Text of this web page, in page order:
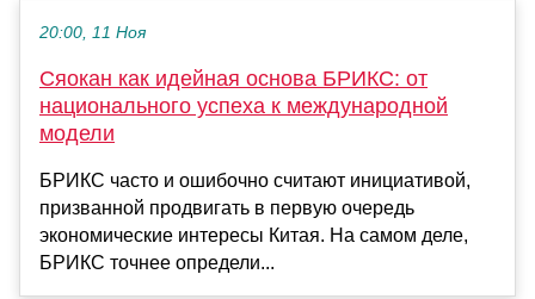
20:00, 11 Ноя
Сяокан как идейная основа БРИКС: от
национального успеха к международной
модели
БРИКС часто и ошибочно считают инициативой,
призванной продвигать в первую очередь
экономические интересы Китая. На самом деле,
БРИКС точнее определи...